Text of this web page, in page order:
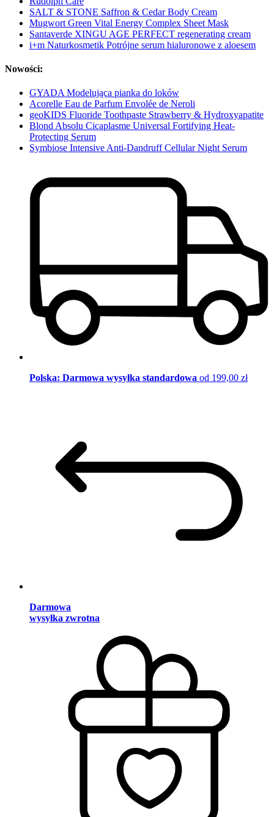
SALT & STONE Saffron & Cedar Body Cream
Mugwort Green Vital Energy Complex Sheet Mask
Santaverde XINGU AGE PERFECT regenerating cream
i+m Naturkosmetik Potrójne serum hialuronowe z aloesem
Nowości:
GYADA Modelująca pianka do loków
Acorelle Eau de Parfum Envolée de Neroli
geoKIDS Fluoride Toothpaste Strawberry & Hydroxyapatite
Blond Absolu Cicaplasme Universal Fortifying Heat-
Protecting Serum
Symbiose Intensive Anti-Dandruff Cellular Night Serum
Polska: Darmowa wysyłka standardowa od 199,00 zł
Darmowa
wysyłka zwrotna